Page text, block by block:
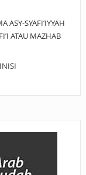
ASY-SYAFI’IYYAH
ATAU MAZHAB